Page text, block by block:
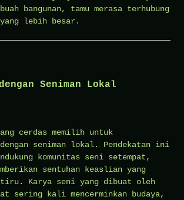
bangunan, tamu merasa terhubung
lebih besar.
Seniman Lokal
cerdas memilih untuk
seniman lokal. Pendekatan ini
komunitas seni setempat,
sentuhan keaslian yang
Karya seni yang dibuat oleh
sering kali mencerminkan budaya,